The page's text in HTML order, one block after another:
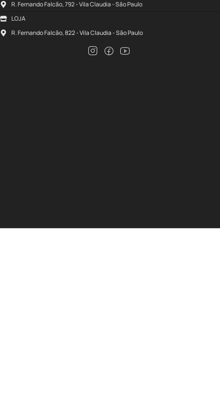
R. Fernando Falcão, 792 - Vila Claudia - São Paulo
LOJA
R. Fernando Falcão, 822 - Vila Claudia - São Paulo